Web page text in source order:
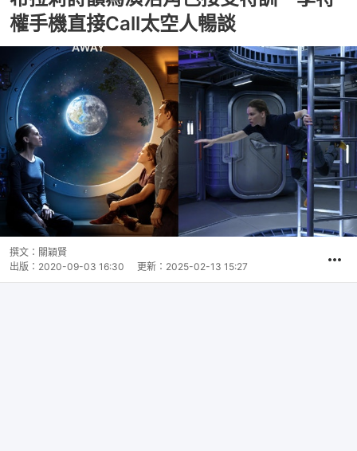
權手機直接Call太空人暢談
撰文： 關穎賢
出版： 2020-09-03 16:30 更新： 2025-02-13 15:27